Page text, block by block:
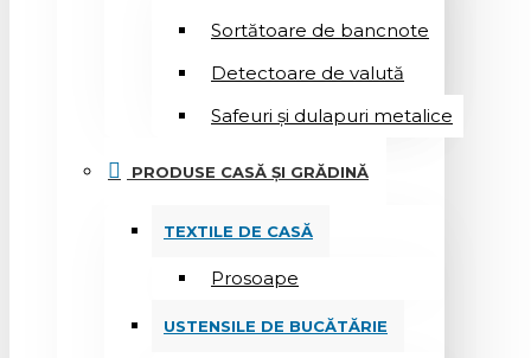
Sortătoare de bancnote
Detectoare de valută
Safeuri și dulapuri metalice
PRODUSE CASĂ ȘI GRĂDINĂ
TEXTILE DE CASĂ
Prosoape
USTENSILE DE BUCĂTĂRIE